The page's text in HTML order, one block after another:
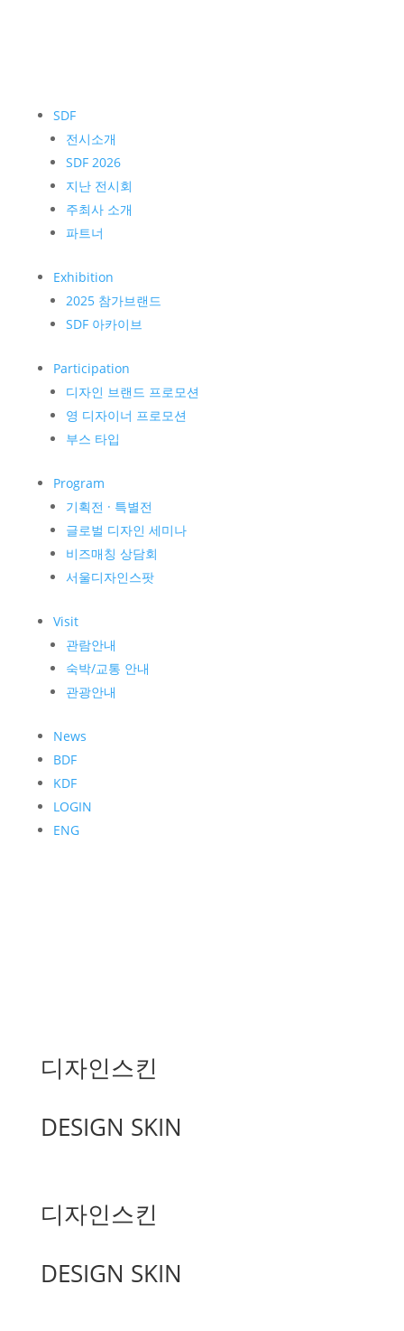
SDF
전시소개
SDF 2026
지난 전시회
주최사 소개
파트너
Exhibition
2025 참가브랜드
SDF 아카이브
Participation
디자인 브랜드 프로모션
영 디자이너 프로모션
부스 타입
Program
기획전 · 특별전
글로벌 디자인 세미나
비즈매칭 상담회
서울디자인스팟
Visit
관람안내
숙박/교통 안내
관광안내
News
BDF
KDF
LOGIN
ENG
디자인스킨
DESIGN SKIN
디자인스킨
DESIGN SKIN